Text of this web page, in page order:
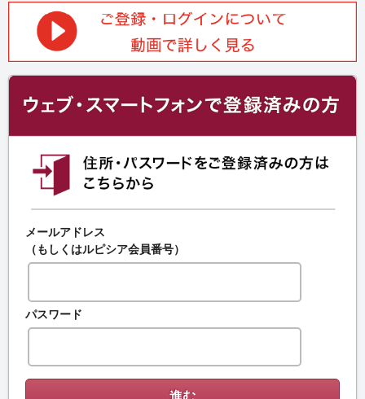
メールアドレス
（もしくはルピシア会員番号）
パスワード